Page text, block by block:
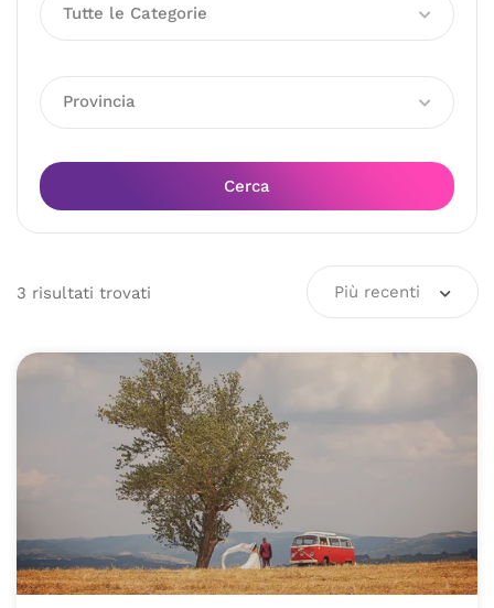
Tutte le Categorie
Provincia
Cerca
3 risultati trovati Più recenti